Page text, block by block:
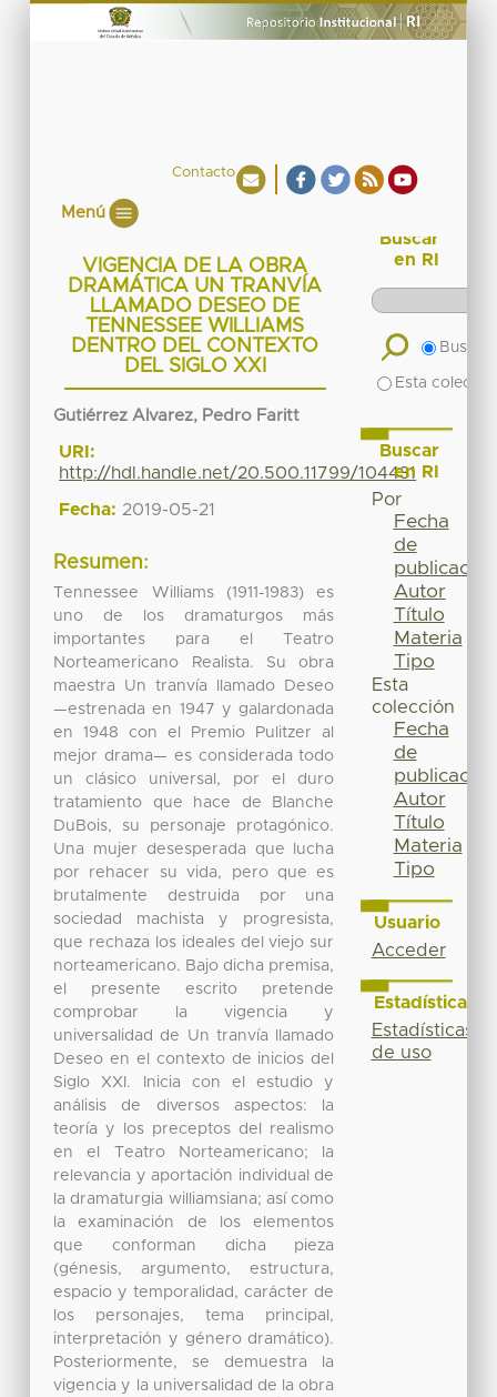
Contacto
Menú
VIGENCIA DE LA OBRA
DRAMÁTICA UN TRANVÍA
LLAMADO DESEO DE
TENNESSEE WILLIAMS
DENTRO DEL CONTEXTO
DEL SIGLO XXI
Gutiérrez Alvarez, Pedro Faritt
URI:
http://hdl.handle.net/20.500.11799/104431
Fecha: 2019-05-21
Resumen:
Tennessee Williams (1911-1983) es
uno de los dramaturgos más
importantes para el Teatro
Norteamericano Realista. Su obra
maestra Un tranvía llamado Deseo
—estrenada en 1947 y galardonada
en 1948 con el Premio Pulitzer al
mejor drama— es considerada todo
un clásico universal, por el duro
tratamiento que hace de Blanche
DuBois, su personaje protagónico.
Una mujer desesperada que lucha
por rehacer su vida, pero que es
brutalmente destruida por una
sociedad machista y progresista,
que rechaza los ideales del viejo sur
norteamericano. Bajo dicha premisa,
el presente escrito pretende
comprobar la vigencia y
universalidad de Un tranvía llamado
Deseo en el contexto de inicios del
Siglo XXI. Inicia con el estudio y
análisis de diversos aspectos: la
teoría y los preceptos del realismo
en el Teatro Norteamericano; la
relevancia y aportación individual de
la dramaturgia williamsiana; así como
la examinación de los elementos
que conforman dicha pieza
(génesis, argumento, estructura,
espacio y temporalidad, carácter de
los personajes, tema principal,
interpretación y género dramático).
Posteriormente, se demuestra la
vigencia y la universalidad de la obra
Buscar
en RI
Buscar
Esta
Buscar
en RI
Por
Fecha
de
publicación
Autor
Título
Materia
Tipo
Esta
colección
Fecha
de
publicación
Autor
Título
Materia
Tipo
Usuario
Acceder
Estadísticas
Estadísticas
de uso